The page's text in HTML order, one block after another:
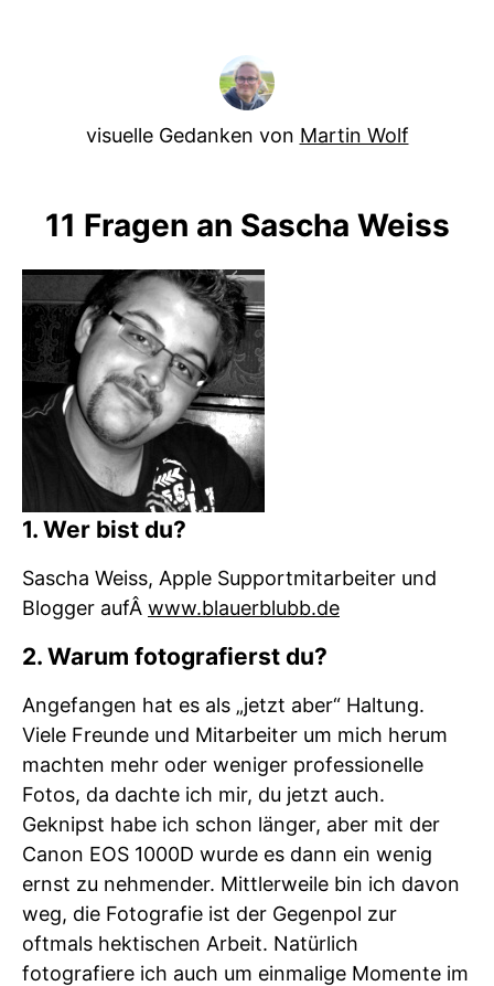
visuelle Gedanken von Martin Wolf
11 Fragen an Sascha Weiss
1. Wer bist du?
Sascha Weiss, Apple Supportmitarbeiter und
Blogger aufÂ www.blauerblubb.de
2. Warum fotografierst du?
Angefangen hat es als „jetzt aber“ Haltung.
Viele Freunde und Mitarbeiter um mich herum
machten mehr oder weniger professionelle
Fotos, da dachte ich mir, du jetzt auch.
Geknipst habe ich schon länger, aber mit der
Canon EOS 1000D wurde es dann ein wenig
ernst zu nehmender. Mittlerweile bin ich davon
weg, die Fotografie ist der Gegenpol zur
oftmals hektischen Arbeit. Natürlich
fotografiere ich auch um einmalige Momente im